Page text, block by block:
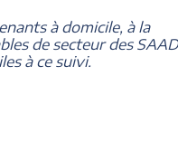
à domicile, à la
de secteur des
à ce suivi.